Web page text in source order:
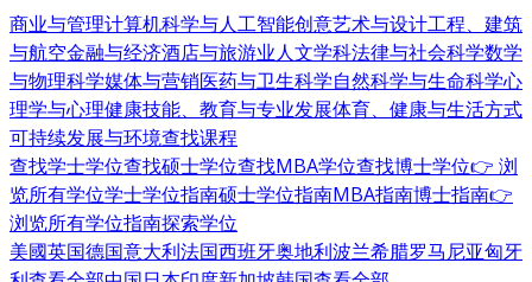
商业与管理计算机科学与人工智能创意艺术与设计工程、建筑
与航空金融与经济酒店与旅游业人文学科法律与社会科学数学
与物理科学媒体与营销医药与卫生科学自然科学与生命科学心
理学与心理健康技能、教育与专业发展体育、健康与生活方式
可持续发展与环境查找课程
查找学士学位查找硕士学位查找MBA学位查找博士学位👉 浏
览所有学位学士学位指南硕士学位指南MBA指南博士指南👉
浏览所有学位指南探索学位
美國英国德国意大利法国西班牙奥地利波兰希腊罗马尼亚匈牙